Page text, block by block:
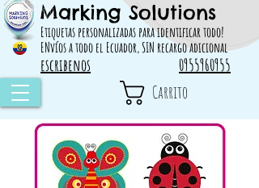
Marking Solutions
Etiquetas personalizadas para identificar todo!
ENvíos a todo el Ecuador, SIN recargo adicional
314828 498717
escribenos 0955960955
Carrito